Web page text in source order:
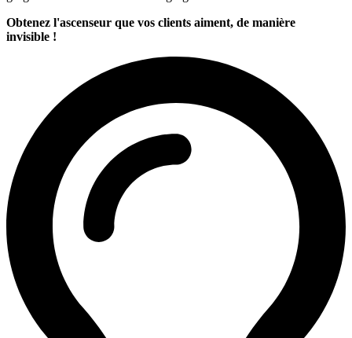
Obtenez l'ascenseur que vos clients aiment, de manière
invisible !